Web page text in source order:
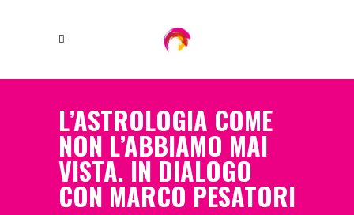
L’ASTROLOGIA COME
NON L’ABBIAMO MAI
VISTA. IN DIALOGO
CON MARCO PESATORI